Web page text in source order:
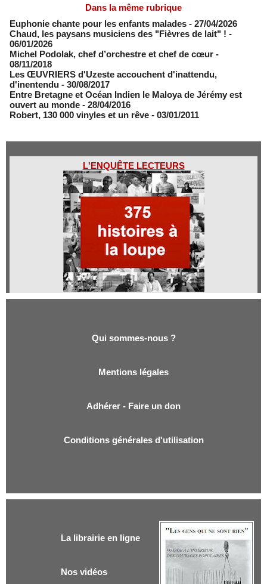
Dans la même rubrique
Euphonie chante pour les enfants malades - 27/04/2026
Chaud, les paysans musiciens des "Fièvres de lait" ! -
06/01/2026
Michel Podolak, chef d’orchestre et chef de cœur -
08/11/2018
Les ŒUVRIERS d'Uzeste accouchent d'inattendu,
d'inentendu - 30/08/2017
Entre Bretagne et Océan Indien le Maloya de Jérémy est
ouvert au monde - 28/04/2016
Robert, 130 000 vinyles et un rêve - 03/01/2011
L'ENQUÊTE LECTEURS
Qui sommes-nous ?
Mentions légales
Adhérer - Faire un don
Conditions générales d'utilisation
La librairie en ligne
Nos vidéos